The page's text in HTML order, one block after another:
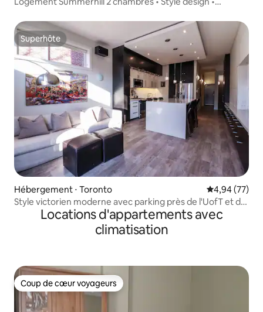
Superhôte
Superhôte
Hébergement ⋅ Toronto Évaluation
4,94 (77)
Style victorien moderne avec parking près de l'UofT et du
Rogers Center
Locations d'appartements avec
climatisation
Coup de cœur voyageurs
Coup de cœur voyageurs